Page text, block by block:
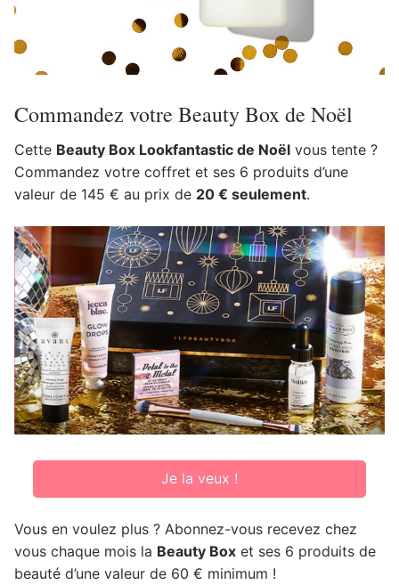
Commandez votre Beauty Box de Noël
Cette Beauty Box Lookfantastic de Noël vous tente ?
Commandez votre coffret et ses 6 produits d’une
valeur de 145 € au prix de 20 € seulement.
Je la veux !
Vous en voulez plus ? Abonnez-vous recevez chez
vous chaque mois la Beauty Box et ses 6 produits de
beauté d’une valeur de 60 € minimum !